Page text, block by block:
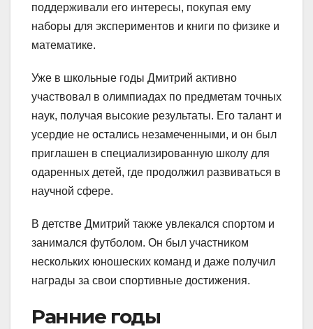
поддерживали его интересы, покупая ему
наборы для экспериментов и книги по физике и
математике.
Уже в школьные годы Дмитрий активно
участвовал в олимпиадах по предметам точных
наук, получая высокие результаты. Его талант и
усердие не остались незамеченными, и он был
приглашен в специализированную школу для
одаренных детей, где продолжил развиваться в
научной сфере.
В детстве Дмитрий также увлекался спортом и
занимался футболом. Он был участником
нескольких юношеских команд и даже получил
награды за свои спортивные достижения.
Ранние годы